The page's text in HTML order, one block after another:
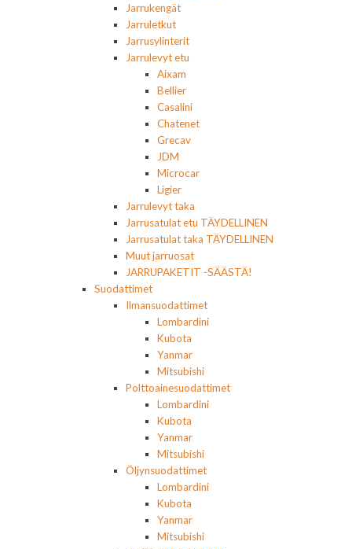
Jarrukengät
Jarruletkut
Jarrusylinterit
Jarrulevyt etu
Aixam
Bellier
Casalini
Chatenet
Grecav
JDM
Microcar
Ligier
Jarrulevyt taka
Jarrusatulat etu TÄYDELLINEN
Jarrusatulat taka TÄYDELLINEN
Muut jarruosat
JARRUPAKETIT -SÄÄSTÄ!
Suodattimet
Ilmansuodattimet
Lombardini
Kubota
Yanmar
Mitsubishi
Polttoainesuodattimet
Lombardini
Kubota
Yanmar
Mitsubishi
Öljynsuodattimet
Lombardini
Kubota
Yanmar
Mitsubishi